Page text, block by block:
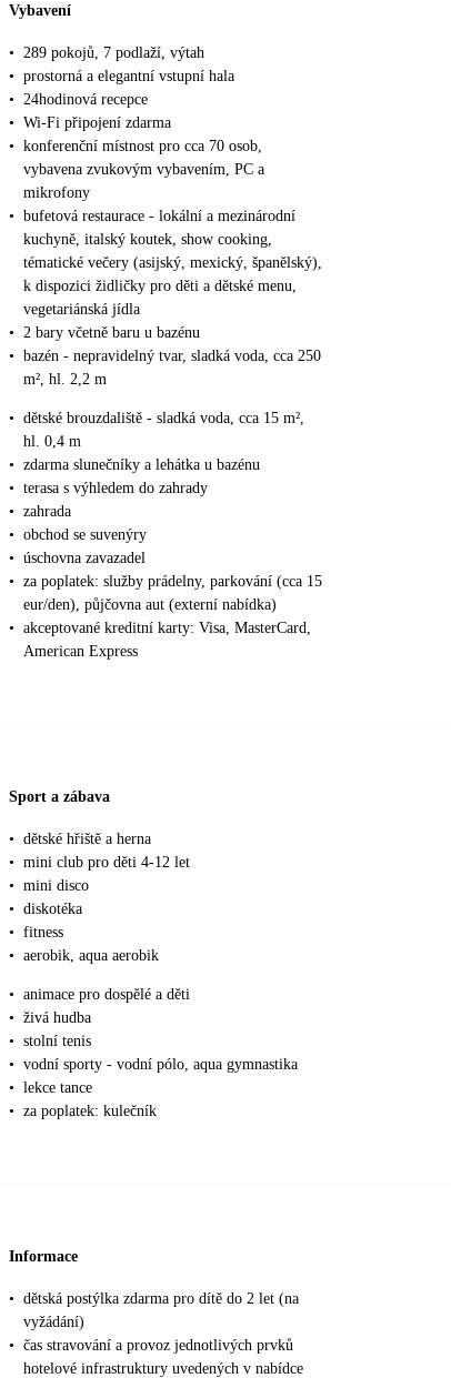
Vybavení
•
289 pokojů, 7 podlaží, výtah
• prostorná a elegantní vstupní hala
•
24hodinová recepce
• Wi-Fi připojení zdarma
• konferenční místnost pro cca 70 osob,
vybavena zvukovým vybavením, PC a
mikrofony
• bufetová restaurace - lokální a mezinárodní
kuchyně, italský koutek, show cooking,
tématické večery (asijský, mexický, španělský),
k dispozici židličky pro děti a dětské menu,
vegetariánská jídla
•
2 bary včetně baru u bazénu
• bazén - nepravidelný tvar, sladká voda, cca 250
m², hl. 2,2 m
• dětské brouzdaliště - sladká voda, cca 15 m²,
hl. 0,4 m
• zdarma slunečníky a lehátka u bazénu
• terasa s výhledem do zahrady
• zahrada
• obchod se suvenýry
• úschovna zavazadel
• za poplatek: služby prádelny, parkování (cca 15
eur/den), půjčovna aut (externí nabídka)
• akceptované kreditní karty: Visa, MasterCard,
American Express
Sport a zábava
• dětské hřiště a herna
• mini club pro děti 4-12 let
• mini disco
• diskotéka
• fitness
• aerobik, aqua aerobik
• animace pro dospělé a děti
• živá hudba
• stolní tenis
• vodní sporty - vodní pólo, aqua gymnastika
• lekce tance
• za poplatek: kulečník
Informace
• dětská postýlka zdarma pro dítě do 2 let (na
vyžádání)
• čas stravování a provoz jednotlivých prvků
hotelové infrastruktury uvedených v nabídce